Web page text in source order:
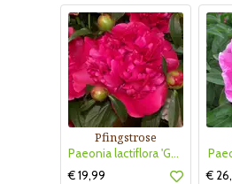
Pfingstrose
Paeonia lactiflora 'General McMahon'
€ 19,99
€